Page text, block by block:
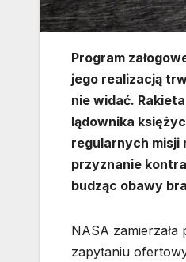
Program
jego realizacją
nie widać.
lądownika
regularnych misji
przyznanie
budząc obawy
NASA
zapytaniu